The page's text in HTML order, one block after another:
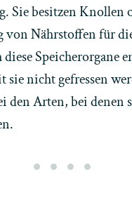
Sie besitzen Knollen
von Nährstoffen für
diese Speicherorgane
nicht gefressen
den Arten, bei denen
Der Affodill ist
Da sieBei den